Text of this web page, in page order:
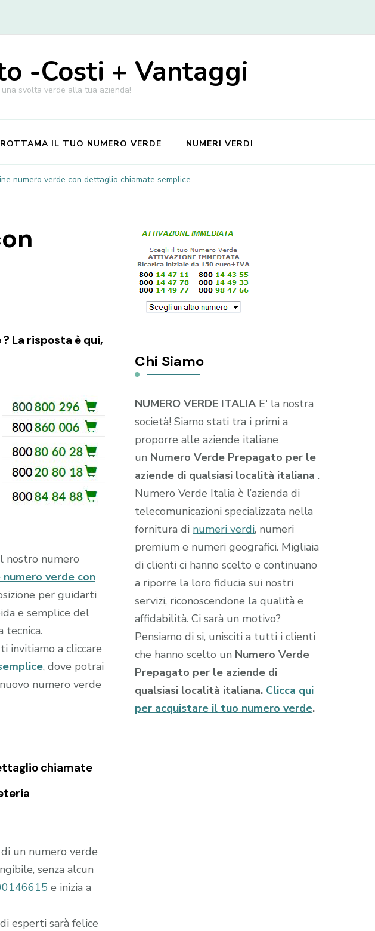
-Costi + Vantaggi
svolta verde alla tua azienda!
IL TUO NUMERO VERDE NUMERI VERDI
numero verde con dettaglio chiamate semplice
La risposta è qui,
nostro numero
verde con
per guidarti
e semplice del
tecnica.
invitiamo a cliccare
, dove potrai
numero verde
chiamate
un numero verde
senza alcun
e inizia a
esperti sarà felice
Chi Siamo
NUMERO VERDE ITALIAE' la nostra
società! Siamo stati tra i primi a
proporre alle aziende italiane
un Numero Verde Prepagato per le
aziende di qualsiasi località italiana.
Numero Verde Italia è l’azienda di
telecomunicazioni specializzata nella
fornitura di numeri verdi, numeri
premium e numeri geografici. Migliaia
di clienti ci hanno scelto e continuano
a riporre la loro fiducia sui nostri
servizi, riconoscendone la qualità e
affidabilità. Ci sarà un motivo?
Pensiamo di si, unisciti a tutti i clienti
che hanno scelto un Numero Verde
Prepagato per le aziende di
qualsiasi località italiana. Clicca qui
per acquistare il tuo numero verde.